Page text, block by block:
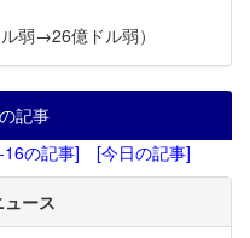
弱→26億ドル弱）
の記事
の記事] [今日の記事]
ース